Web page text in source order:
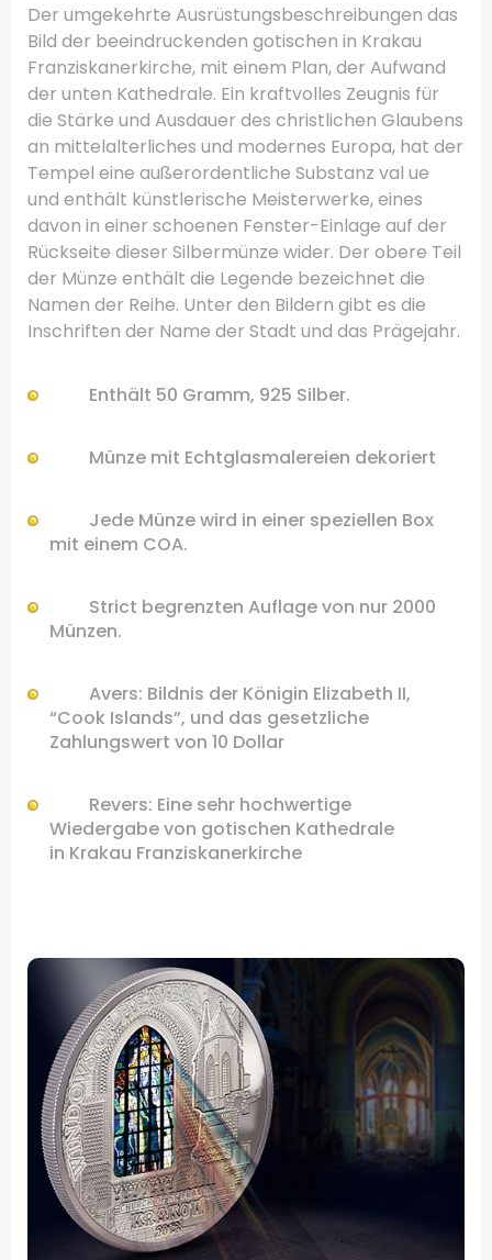
Der umgekehrte Ausrüstungsbeschreibungen das
Bild der beeindruckenden gotischen in Krakau
Franziskanerkirche, mit einem Plan, der Aufwand
der unten Kathedrale. Ein kraftvolles Zeugnis für
die Stärke und Ausdauer des christlichen Glaubens
an mittelalterliches und modernes Europa, hat der
Tempel eine außerordentliche Substanz val ue
und enthält künstlerische Meisterwerke, eines
davon in einer schoenen Fenster-Einlage auf der
Rückseite dieser Silbermünze wider. Der obere Teil
der Münze enthält die Legende bezeichnet die
Namen der Reihe. Unter den Bildern gibt es die
Inschriften der Name der Stadt und das Prägejahr.
Enthält 50 Gramm, 925 Silber.
Münze mit Echtglasmalereien dekoriert
Jede Münzewird in einer speziellen Box
mit einem COA.
Strict begrenzten Auflage von nur 2000
Münzen.
Avers: Bildnis der Königin Elizabeth II,
“Cook Islands”, und das gesetzliche
Zahlungswert von 10 Dollar
Revers: Eine sehr hochwertige
Wiedergabe von gotischen Kathedrale
in Krakau Franziskanerkirche